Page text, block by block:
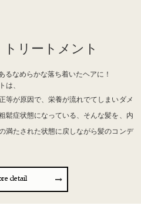
リートメント
るなめらかな落ち着いたヘアに！
は、
等が原因で、栄養が流れでてしまいダメ
鬆症状態になっている、そんな髪を、内
満たされた状態に戻しながら髪のコンデ
detail